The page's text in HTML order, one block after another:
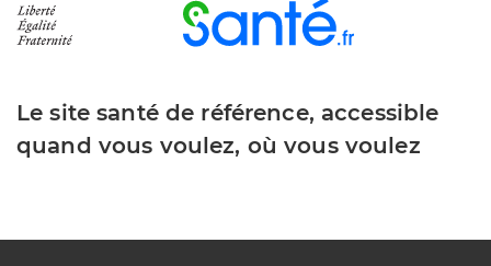
Le site santé de référence, accessible
quand vous voulez, où vous voulez